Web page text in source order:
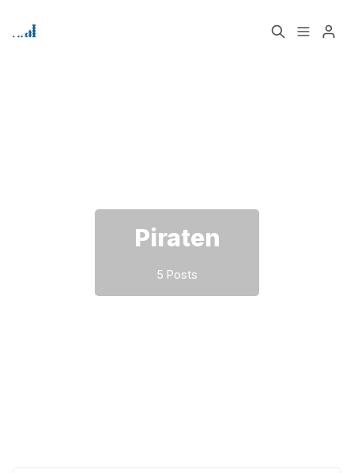
Piraten
5 Posts